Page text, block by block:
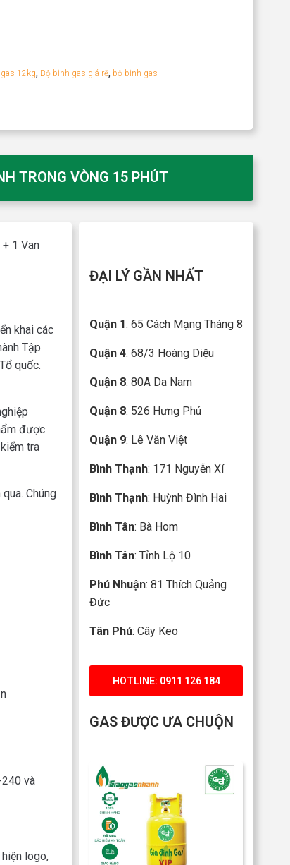
12kg, Bộ bình gas giá rẽ, bộ bình gas
TRONG VÒNG 15 PHÚT
1 Van
khai các
Tập
quốc.
được
tra
Chúng
và
logo,
ĐẠI LÝ GẦN NHẤT
Quận 1: 65 Cách Mạng Tháng 8
Quận 4: 68/3 Hoàng Diệu
Quận 8: 80A Da Nam
Quận 8: 526 Hưng Phú
Quận 9: Lê Văn Việt
Bình Thạnh: 171 Nguyễn Xí
Bình Thạnh: Huỳnh Đình Hai
Bình Tân: Bà Hom
Bình Tân: Tỉnh Lộ 10
Phú Nhuận: 81 Thích Quảng
Đức
Tân Phú: Cây Keo
HOTLINE: 0911 126 184
GAS ĐƯỢC ƯA CHUỘN